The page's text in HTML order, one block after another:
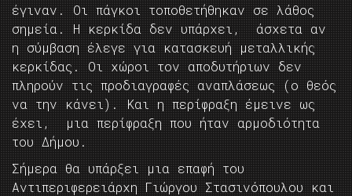
έγιναν. Οι πάγκοι τοποθετήθηκαν σε λάθος
σημεία. Η κερκίδα δεν υπάρχει, άσχετα αν
η σύμβαση έλεγε για κατασκευή μεταλλικής
κερκίδας. Οι χώροι τον αποδυτήριων δεν
πληρούν τις προδιαγραφές αναπλάσεως (ο θεός
να την κάνει). Και η περίφραξη έμεινε ως
έχει, μια περίφραξη που ήταν αρμοδιότητα
του Δήμου.
Σήμερα θα υπάρξει μια επαφή του
Αντιπεριφερειάρχη Γιώργου Στασινόπουλου και